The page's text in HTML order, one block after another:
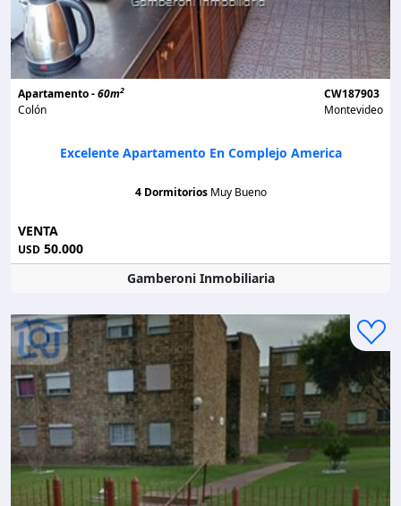
Apartamento -60m2
Colón
CW187903
Montevideo
Excelente Apartamento En Complejo America
4 Dormitorios Muy Bueno
VENTA
USD 50.000
Gamberoni Inmobiliaria